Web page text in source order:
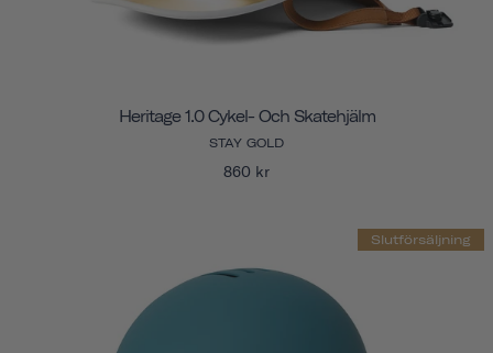
Heritage 1.0 Cykel- Och Skatehjälm
STAY GOLD
860 kr
Slutförsäljning